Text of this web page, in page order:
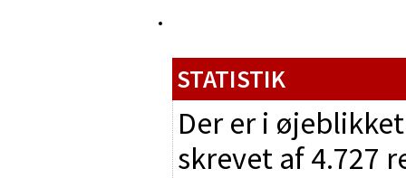
STATISTIK
Der er i
skrevet af 4.727